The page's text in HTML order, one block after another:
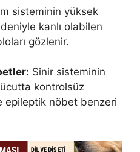
sisteminin yüksek
kanlı olabilen
gözlenir.
Sinir sisteminin
kontrolsüz
epileptik nöbet benzeri